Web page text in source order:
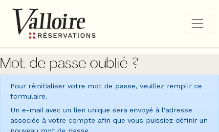
Mot de passe oublié ?
Pour réinitialiser votre mot de passe, veuillez remplir ce
formulaire.
Un e-mail avec un lien unique sera envoyé à l'adresse
associée à votre compte afin que vous puissiez définir un